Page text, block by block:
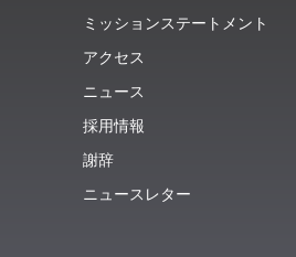
ミッションステートメント
アクセス
ニュース
採用情報
謝辞
ニュースレター